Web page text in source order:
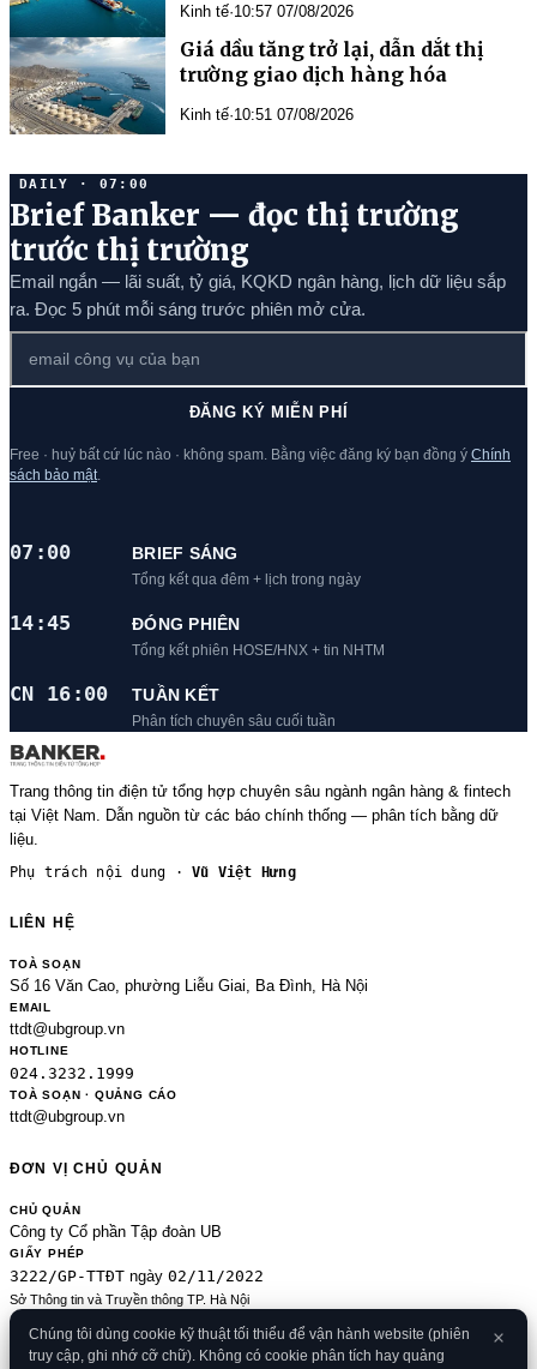
Kinh tế·10:57 07/08/2026
Giá dầu tăng trở lại, dẫn dắt thị
trường giao dịch hàng hóa
Kinh tế·10:51 07/08/2026
DAILY · 07:00
Brief Banker — đọc thị trường
trước thị trường
Email ngắn — lãi suất, tỷ giá, KQKD ngân hàng, lịch dữ liệu sắp
ra. Đọc 5 phút mỗi sáng trước phiên mở cửa.
ĐĂNG KÝ MIỄN PHÍ
Free · huỷ bất cứ lúc nào · không spam. Bằng việc đăng ký bạn đồng ý Chính
sách bảo mật
07:00 BRIEF SÁNG
Tổng kết qua đêm + lịch trong ngày
14:45 ĐÓNG PHIÊN
Tổng kết phiên HOSE/HNX + tin NHTM
CN 16:00 TUẦN KẾT
Phân tích chuyên sâu cuối tuần
Trang thông tin điện tử tổng hợp chuyên sâu ngành ngân hàng & fintech
tại Việt Nam. Dẫn nguồn từ các báo chính thống — phân tích bằng dữ
liệu.
Phụ trách nội dung ·Vũ Việt Hưng
LIÊN HỆ
TOÀ SOẠN
Số 16 Văn Cao, phường Liễu Giai, Ba Đình, Hà Nội
EMAIL
ttdt@ubgroup.vn
HOTLINE
024.3232.1999
TOÀ SOẠN · QUẢNG CÁO
ttdt@ubgroup.vn
ĐƠN VỊ CHỦ QUẢN
CHỦ QUẢN
Công ty Cổ phần Tập đoàn UB
GIẤY PHÉP
3222/GP-TTĐT ngày 02/11/2022
Sở Thông tin và Truyền thông TP. Hà Nội
Sửa đổi của 2489/GP-TTĐT ngày 24/8/2020
ĐKKD
Chúng tôi dùng cookie kỹ thuật tối thiểu để vận hành website (phiên
truy cập, ghi nhớ cỡ chữ). Không có cookie phân tích hay quảng